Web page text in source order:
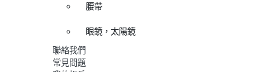
腰帶
眼鏡，太陽鏡
聯絡我們
常見問題